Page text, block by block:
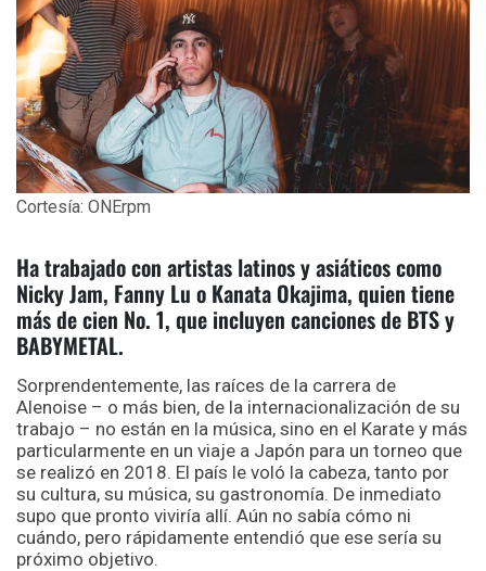
Cortesía: ONErpm
Ha trabajado con artistas latinos y asiáticos como
Nicky Jam, Fanny Lu o Kanata Okajima, quien tiene
más de cien No. 1, que incluyen canciones de BTS y
BABYMETAL.
Sorprendentemente, las raíces de la carrera de
Alenoise – o más bien, de la internacionalización de su
trabajo – no están en la música, sino en el Karate y más
particularmente en un viaje a Japón para un torneo que
se realizó en 2018. El país le voló la cabeza, tanto por
su cultura, su música, su gastronomía. De inmediato
supo que pronto viviría allí. Aún no sabía cómo ni
cuándo, pero rápidamente entendió que ese sería su
próximo objetivo.